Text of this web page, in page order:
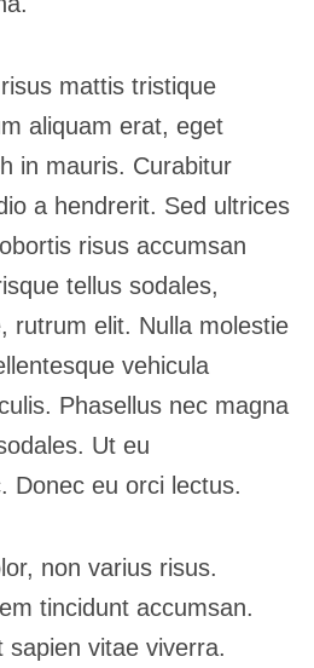
mattis tristique
aliquam erat, eget
in mauris. Curabitur
a hendrerit. Sed ultrices
risus accumsan
tellus sodales,
rutrum elit. Nulla molestie
vehicula
Phasellus nec magna
Ut eu
Donec eu orci lectus.
non varius risus.
tincidunt accumsan.
sapien vitae viverra.